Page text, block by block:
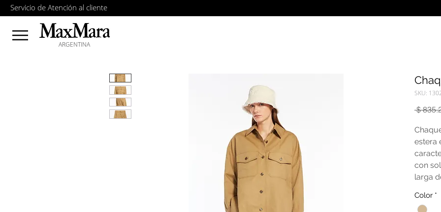
Servicio de Atención al cliente
ARGENTINA
SKU:
$
estera
con
larga
un
Color *